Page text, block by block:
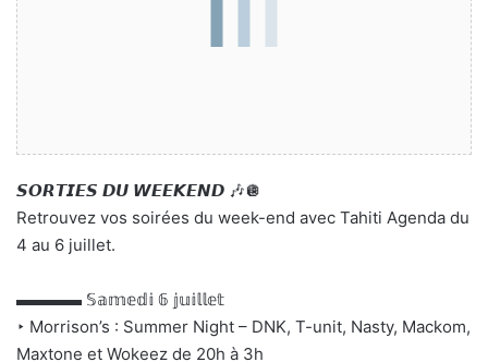
𝙎𝙊𝙍𝙏𝙄𝙀𝙎 𝘿𝙐 𝙒𝙀𝙀𝙆𝙀𝙉𝘿 🎶🪩
Retrouvez vos soirées du week-end avec Tahiti Agenda du
4 au 6 juillet.
▬▬▬▬ 𝕊𝕒𝕞𝕖𝕕𝕚 𝟞 𝕛𝕦𝕚𝕝𝕝𝕖𝕥
‣ Morrison’s : Summer Night – DNK, T-unit, Nasty, Mackom,
Maxtone et Wokeez de 20h à 3h